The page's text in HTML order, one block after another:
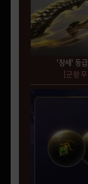
'창세' 등
[군왕